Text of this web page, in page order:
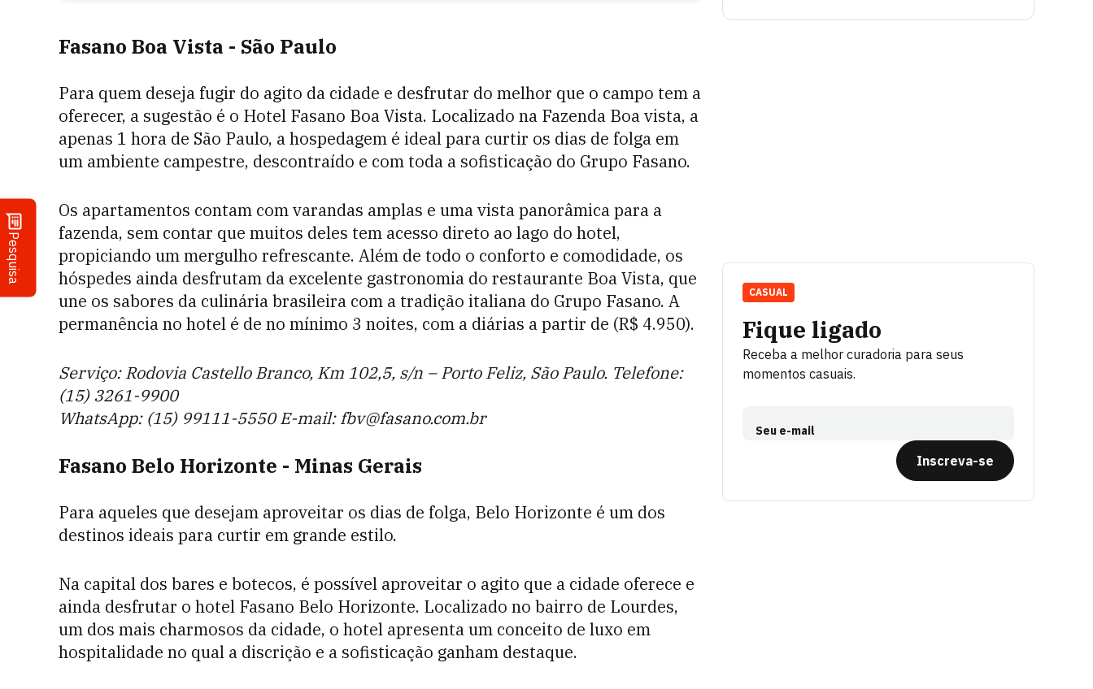
Pesquisa
Fasano Boa Vista - São Paulo
Para quem deseja fugir do agito da cidade e desfrutar do melhor que o campo tem a
oferecer, a sugestão é o Hotel Fasano Boa Vista. Localizado na Fazenda Boa vista, a
apenas 1 hora de São Paulo, a hospedagem é ideal para curtir os dias de folga em
um ambiente campestre, descontraído e com toda a sofisticação do Grupo Fasano.
Os apartamentos contam com varandas amplas e uma vista panorâmica para a
fazenda, sem contar que muitos deles tem acesso direto ao lago do hotel,
propiciando um mergulho refrescante. Além de todo o conforto e comodidade, os
hóspedes ainda desfrutam da excelente gastronomia do restaurante Boa Vista, que
une os sabores da culinária brasileira com a tradição italiana do Grupo Fasano. A
permanência no hotel é de no mínimo 3 noites, com a diárias a partir de (R$ 4.950).
Serviço: Rodovia Castello Branco, Km 102,5, s/n – Porto Feliz, São Paulo. Telefone:
(15) 3261-9900
WhatsApp: (15) 99111-5550 E-mail: fbv@fasano.com.br
Fasano Belo Horizonte - Minas Gerais
Para aqueles que desejam aproveitar os dias de folga, Belo Horizonte é um dos
destinos ideais para curtir em grande estilo.
Na capital dos bares e botecos, é possível aproveitar o agito que a cidade oferece e
ainda desfrutar o hotel Fasano Belo Horizonte. Localizado no bairro de Lourdes,
um dos mais charmosos da cidade, o hotel apresenta um conceito de luxo em
hospitalidade no qual a discrição e a sofisticação ganham destaque.
Fique ligado
Receba a melhor curadoria para seus
momentos casuais.
Seu e-mail
Inscreva-se
CASUAL